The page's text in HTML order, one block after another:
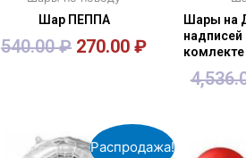
Шар ПЕППА
540.00₽ 270.00₽
Шары на
комлекте
Распродажа!